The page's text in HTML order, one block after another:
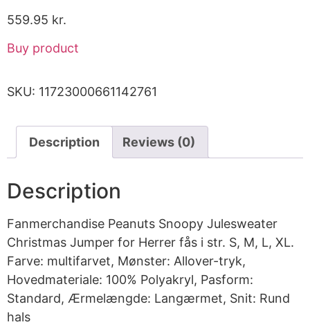
559.95 kr.
Buy product
SKU: 11723000661142761
Description Reviews (0)
Description
Fanmerchandise Peanuts Snoopy Julesweater
Christmas Jumper for Herrer fås i str. S, M, L, XL.
Farve: multifarvet, Mønster: Allover-tryk,
Hovedmateriale: 100% Polyakryl, Pasform:
Standard, Ærmelængde: Langærmet, Snit: Rund
hals